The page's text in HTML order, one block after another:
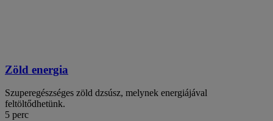
Zöld energia
Szuperegészséges zöld dzsúsz, melynek energiájával
feltöltődhetünk.
5 perc